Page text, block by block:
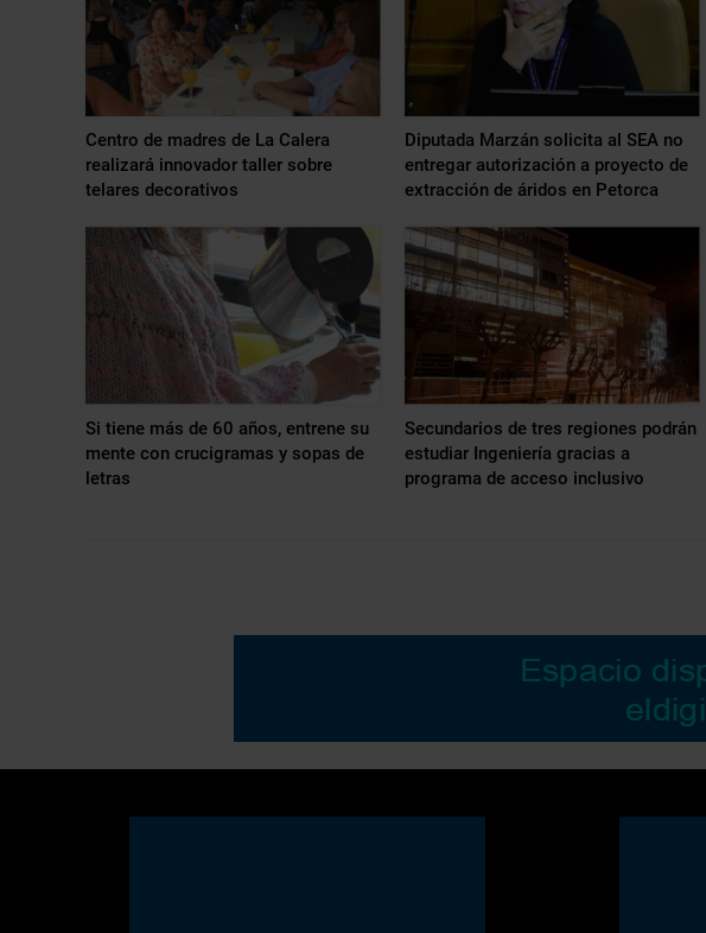
Centro de madres de La Calera
realizará innovador taller sobre
telares decorativos
Diputada Marzán solicita al SEA no
entregar autorización a proyecto de
extracción de áridos en Petorca
Si tiene más de 60 años, entrene su
mente con crucigramas y sopas de
letras
Secundarios de tres regiones podrán
estudiar Ingeniería gracias a
programa de acceso inclusivo